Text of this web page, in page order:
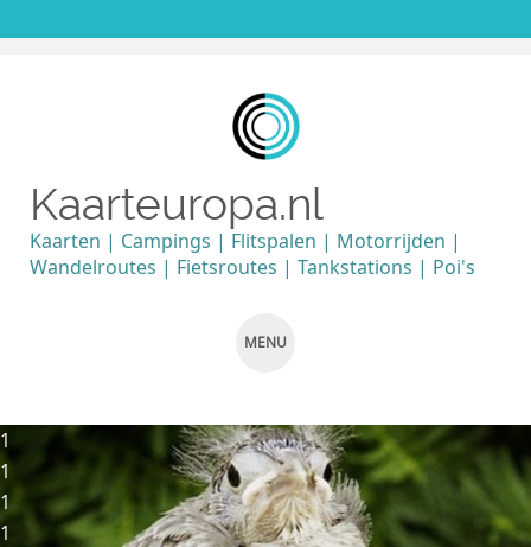
Kaarteuropa.nl
Kaarten | Campings | Flitspalen | Motorrijden |
Wandelroutes | Fietsroutes | Tankstations | Poi's
MENU
1
1
1
1